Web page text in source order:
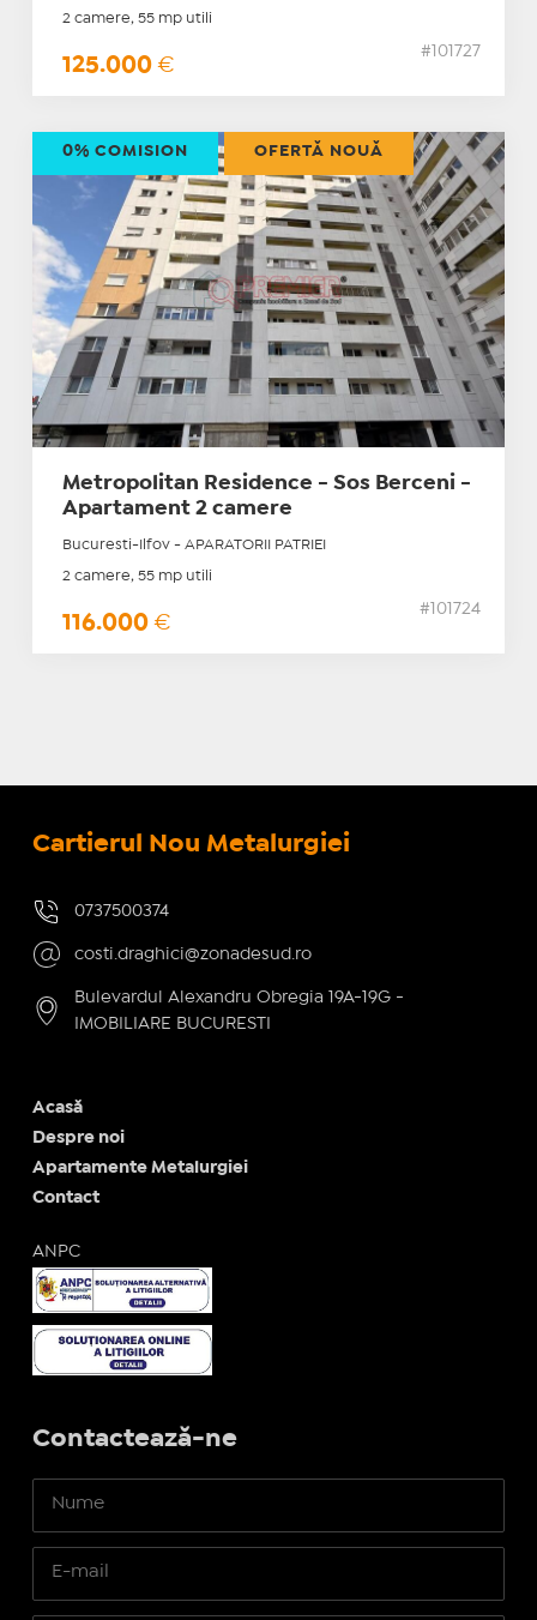
2 camere, 55 mp utili
125.000 €
#101727
Metropolitan Residence - Sos Berceni -
Apartament 2 camere
Bucuresti-Ilfov - APARATORII PATRIEI
2 camere, 55 mp utili
116.000 €
#101724
0% COMISION OFERTĂ NOUĂ
Cartierul Nou Metalurgiei
0737500374
costi.draghici@zonadesud.ro
Bulevardul Alexandru Obregia 19A-19G -
IMOBILIARE BUCURESTI
Acasă
Despre noi
Apartamente Metalurgiei
Contact
ANPC
Contactează-ne